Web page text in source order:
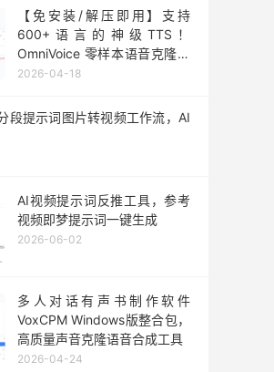
【免安装/解压即用】支持
600+语言的神级TTS！
OmniVoice 零样本语音克隆一
键整合包发布
2026-04-18
段提示词图片转视频工作流，AI
AI视频提示词反推工具，参考
视频即梦提示词一键生成
2026-06-02
多人对话有声书制作软件
VoxCPM Windows版整合包，
高质量声音克隆语音合成工具
2026-04-24